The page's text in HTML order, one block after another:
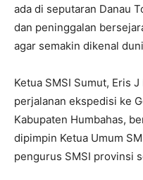
ada di seputaran Danau
dan peninggalan
agar semakin dikenal
Ketua SMSI Sumut, Eris
perjalanan ekspedisi ke
Kabupaten Humbahas,
dipimpin Ketua Umum
pengurus SMSI provinsi